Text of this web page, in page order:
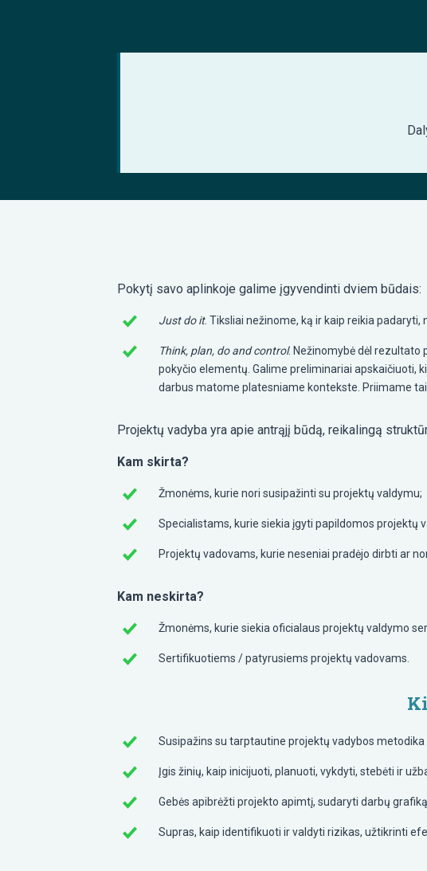
Pokytį savo aplinkoje galime įgyvendinti dviem būdais:
Just do it. Tiksliai nežinome, ką ir kaip reikia
Think, plan, do and control. Nežinomybė dėl rezultato
pokyčio elementų. Galime preliminariai apskaičiuoti,
darbus matome platesniame kontekste. Priimame
Projektų vadyba yra apie antrąjį būdą, reikalingą
Kam skirta?
Žmonėms, kurie nori susipažinti su projektų valdymu;
Specialistams, kurie siekia įgyti papildomos projektų
Projektų vadovams, kurie neseniai pradėjo dirbti ar
Kam neskirta?
Žmonėms, kurie siekia oficialaus projektų valdymo
Sertifikuotiems / patyrusiems projektų vadovams.
Susipažins su tarptautine projektų vadybos metodika
Įgis žinių, kaip inicijuoti, planuoti, vykdyti, stebėti ir
Gebės apibrėžti projekto apimtį, sudaryti darbų
Supras, kaip identifikuoti ir valdyti rizikas, užtikrinti